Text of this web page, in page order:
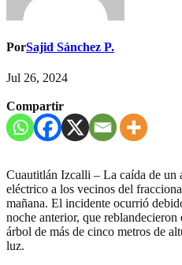
PorSajid Sánchez P.
Jul 26, 2024
Compartir
Cuautitlán Izcalli – La caída de un
eléctrico a los vecinos del
mañana. El incidente ocurrió
noche anterior, que
árbol de más de cinco metros de
luz.